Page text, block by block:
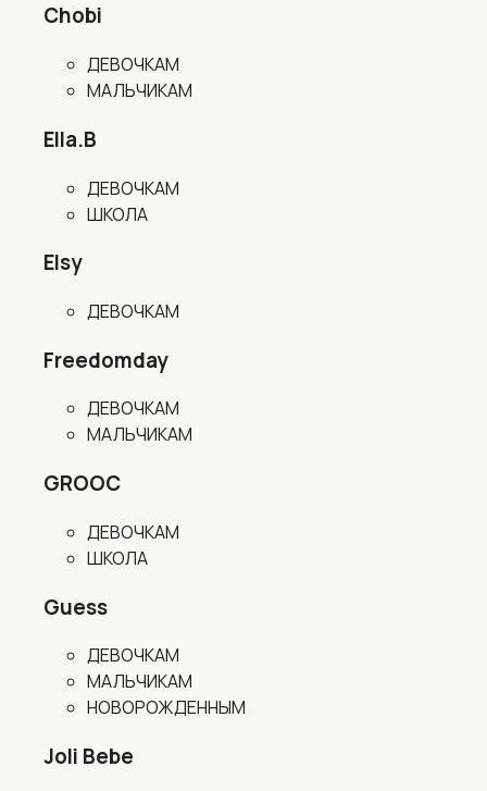
Chobi
ДЕВОЧКАМ
МАЛЬЧИКАМ
Ella.B
ДЕВОЧКАМ
ШКОЛА
Elsy
ДЕВОЧКАМ
Freedomday
ДЕВОЧКАМ
МАЛЬЧИКАМ
GROOC
ДЕВОЧКАМ
ШКОЛА
Guess
ДЕВОЧКАМ
МАЛЬЧИКАМ
НОВОРОЖДЕННЫМ
Joli Bebe